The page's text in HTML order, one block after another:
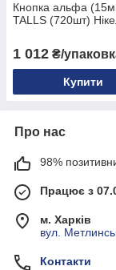
Кнопка альфа
TALLS (720шт)
1 012 ₴/
Купити
Про нас
98%
Працює з
м. Харків
вул.
Контакти